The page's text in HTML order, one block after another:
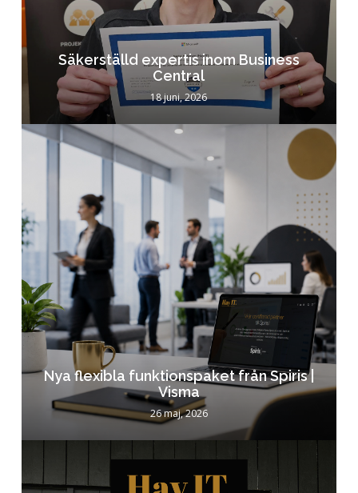
Säkerställd expertis inom Business
Central
18 juni, 2026
Nya flexibla funktionspaket från Spiris |
Visma
26 maj, 2026